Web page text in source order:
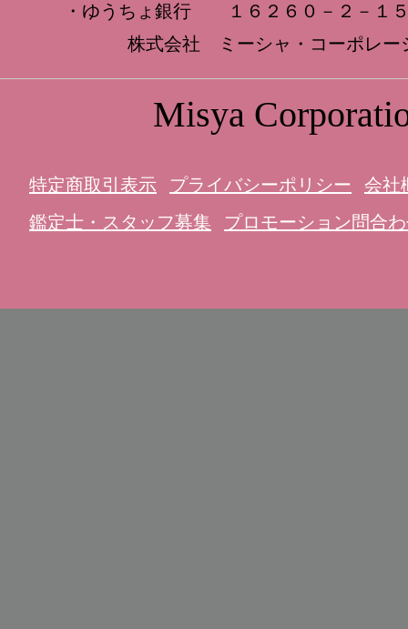
・ゆうちょ銀行 １６２６０－２－１
株式会社 ミーシャ・コーポレー
Misya
特定商取引表示 プライバシーポリシー
会社
鑑定士・スタッフ募集
プロモーション問合